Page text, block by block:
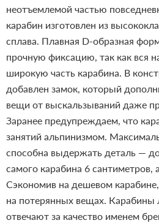
неотъемлемой частью
карабин изготовлен из
сплава. Плавная D-образная
прочную фиксацию, так как вся
широкую часть карабина. В
добавлен замок, который
вещи от выскальзываний даже
Заранее предупреждаем, что
занятий альпинизмом.
способна выдержать деталь —
самого карабина 6 сантиметров,
Сэкономив на дешевом
на потерянных вещах. Карабины
отвечают за качество именем